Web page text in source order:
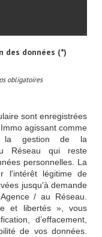
données (*)
obligatoires
sont enregistrées
agissant comme
la gestion de la
Réseau qui reste
personnelles. La
l'intérêt légitime de
jusqu'à demande
/ au Réseau.
et libertés », vous
d’effacement,
de vos données.